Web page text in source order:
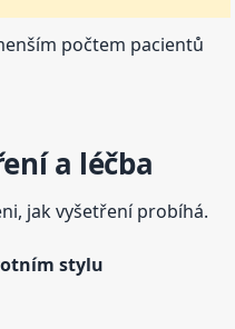
počtem pacientů
a léčba
jak vyšetření probíhá.
stylu